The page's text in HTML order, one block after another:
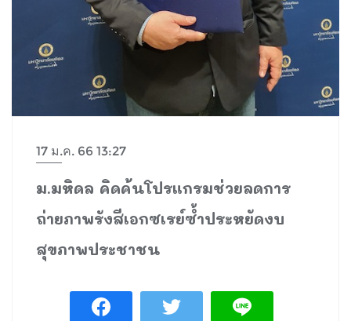
17 ม.ค. 66 13:27
ม.มหิดล คิดค้นโปรแกรมช่วยลดการ
ถ่ายภาพรังสีเอกซเรย์ซ้ำประหยัดงบ
สุขภาพประชาชน